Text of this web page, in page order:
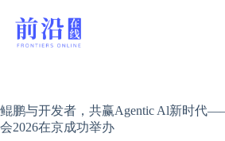
鲲鹏与开发者，共赢Agentic Al新时代
会2026在京成功举办